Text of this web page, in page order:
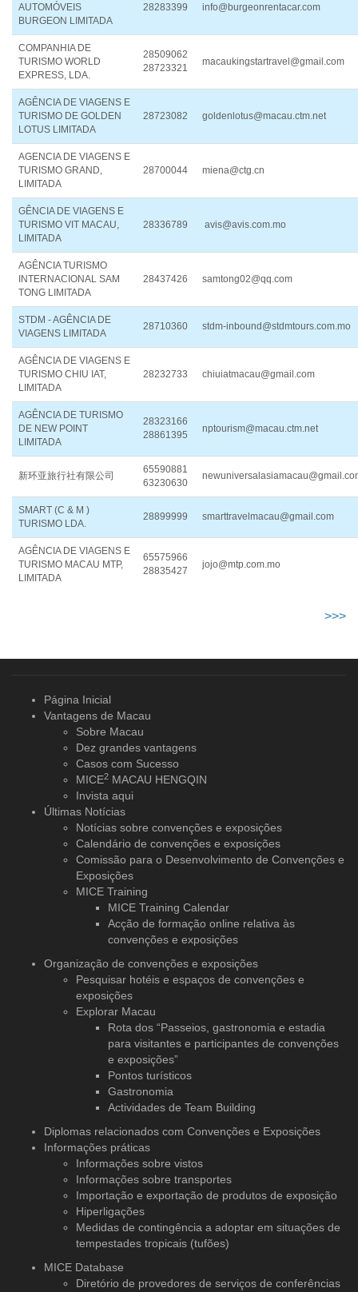
AUTOMÓVEIS
BURGEON LIMITADA
28283399 info@burgeonrentacar.com
COMPANHIA DE
TURISMO WORLD
EXPRESS, LDA.
28509062
28723321
macaukingstartravel@gmail.com
AGÊNCIA DE VIAGENS E
TURISMO DE GOLDEN
LOTUS LIMITADA
28723082 goldenlotus@macau.ctm.net
AGENCIA DE VIAGENS E
TURISMO GRAND,
LIMITADA
28700044 miena@ctg.cn
GÊNCIA DE VIAGENS E
TURISMO VIT MACAU,
LIMITADA
28336789 avis@avis.com.mo
AGÊNCIA TURISMO
INTERNACIONAL SAM
TONG LIMITADA
28437426 samtong02@qq.com
STDM - AGÊNCIA DE
VIAGENS LIMITADA
28710360 stdm-inbound@stdmtours.com.mo
AGÊNCIA DE VIAGENS E
TURISMO CHIU IAT,
LIMITADA
28232733 chiuiatmacau@gmail.com
AGÊNCIA DE TURISMO
DE NEW POINT
LIMITADA
28323166
28861395
nptourism@macau.ctm.net
新环亚旅行社有限公司
65590881
63230630
SMART (C & M )
TURISMO LDA.
28899999 smarttravelmacau@gmail.com
AGÊNCIA DE VIAGENS E
TURISMO MACAU MTP,
LIMITADA
65575966
28835427
jojo@mtp.com.mo
>>>
Página Inicial
Vantagens de Macau
Sobre Macau
Dez grandes vantagens
Casos com Sucesso
MICE2 MACAU HENGQIN
Invista aqui
Últimas Notícias
Notícias sobre convenções e exposições
Calendário de convenções e exposições
Comissão para o Desenvolvimento de Convenções e
Exposições
MICE Training
MICE Training Calendar
Acção de formação online relativa às
convenções e exposições
Organização de convenções e exposições
Pesquisar hotéis e espaços de convenções e
exposições
Explorar Macau
Rota dos “Passeios, gastronomia e estadia
para visitantes e participantes de convenções
e exposições”
Pontos turísticos
Gastronomia
Actividades de Team Building
Diplomas relacionados com Convenções e Exposições
Informações práticas
Informações sobre vistos
Informações sobre transportes
Importação e exportação de produtos de exposição
Hiperligações
Medidas de contingência a adoptar em situações de
tempestades tropicais (tufões)
MICE Database
Diretório de provedores de serviços de conferências